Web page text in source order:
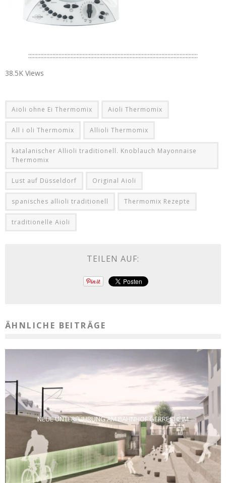
::::::::::::::::::::::::::::::::::::::::::::::::::::::::::::::::::::::::::::::::::::::::::::::::::::::::::::::::
38.5K Views
Aioli ohne Ei Thermomix Aioli Thermomix
All i oli Thermomix Allioli Thermomix
katalanischer Allioli traditionell. Knoblauch Mayonnaise
Thermomix
Lust auf Düsseldorf Original Aioli
spanisches allioli traditionell Thermomix Rezepte
traditionelle Aioli
TEILEN AUF:
ÄHNLICHE BEITRÄGE
NEUE UNTERFÜHRUNG AM BAHNHOF GERRESHEIM